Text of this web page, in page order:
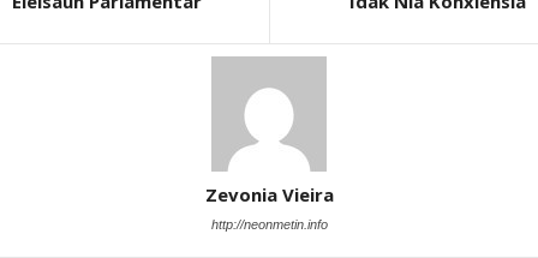
Zevonia Vieira
http://neonmetin.info